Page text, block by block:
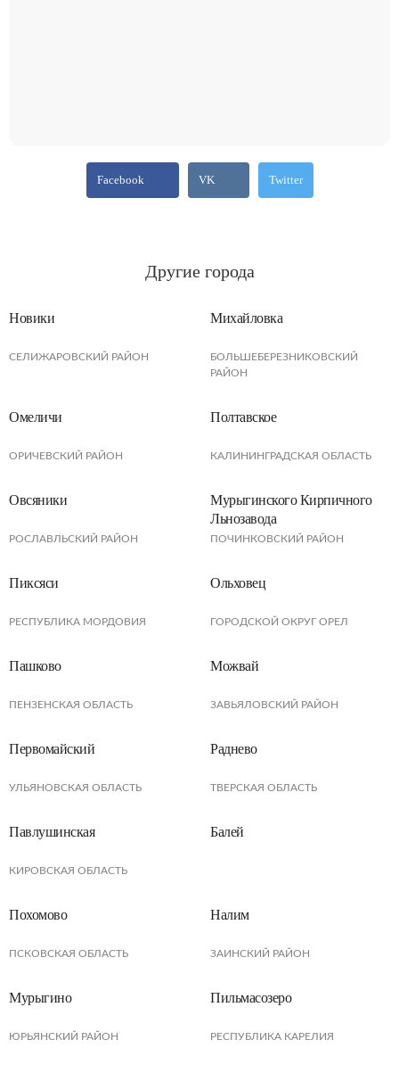
Facebook VK Twitter
Другие города
Новики
СЕЛИЖАРОВСКИЙ РАЙОН
Михайловка
БОЛЬШЕБЕРЕЗНИКОВСКИЙ
РАЙОН
Омеличи
ОРИЧЕВСКИЙ РАЙОН
Полтавское
КАЛИНИНГРАДСКАЯ ОБЛАСТЬ
Овсяники
РОСЛАВЛЬСКИЙ РАЙОН
Мурыгинского Кирпичного
Льнозавода
ПОЧИНКОВСКИЙ РАЙОН
Пиксяси
РЕСПУБЛИКА МОРДОВИЯ
Ольховец
ГОРОДСКОЙ ОКРУГ ОРЕЛ
Пашково
ПЕНЗЕНСКАЯ ОБЛАСТЬ
Можвай
ЗАВЬЯЛОВСКИЙ РАЙОН
Первомайский
УЛЬЯНОВСКАЯ ОБЛАСТЬ
Раднево
ТВЕРСКАЯ ОБЛАСТЬ
Павлушинская
КИРОВСКАЯ ОБЛАСТЬ
Балей
Похомово
ПСКОВСКАЯ ОБЛАСТЬ
Налим
ЗАИНСКИЙ РАЙОН
Мурыгино
ЮРЬЯНСКИЙ РАЙОН
Пильмасозеро
РЕСПУБЛИКА КАРЕЛИЯ